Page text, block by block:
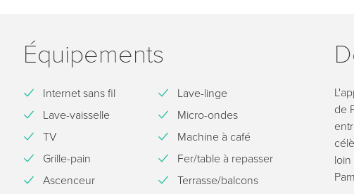
Équipements
Internet sans fil
Lave-linge
Lave-vaisselle
Micro-ondes
TV
Machine à café
Grille-pain
Fer/table à repasser
Ascenceur
Terrasse/balcons
de